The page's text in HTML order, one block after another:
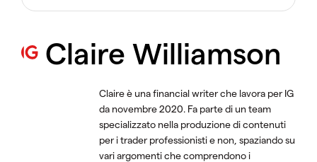
Claire Williamson
Claire è una financial writer che lavora per IG
da novembre 2020. Fa parte di un team
specializzato nella produzione di contenuti
per i trader professionisti e non, spaziando su
vari argomenti che comprendono i